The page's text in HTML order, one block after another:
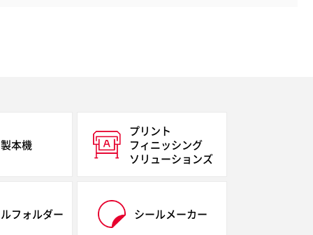
製本機
プリント
フィニッシング
ソリューションズ
フォルダー シールメーカー